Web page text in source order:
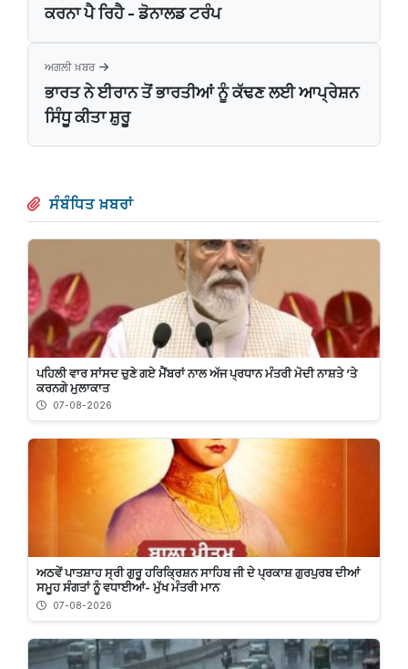
ਕਰਨਾ ਪੈ ਰਿਹੈ - ਡੋਨਾਲਡ ਟਰੰਪ
ਅਗਲੀ ਖ਼ਬਰ
ਭਾਰਤ ਨੇ ਈਰਾਨ ਤੋਂ ਭਾਰਤੀਆਂ ਨੂੰ ਕੱਢਣ ਲਈ ਆਪ੍ਰੇਸ਼ਨ
ਸਿੰਧੂ ਕੀਤਾ ਸ਼ੁਰੂ
ਸੰਬੰਧਿਤ ਖ਼ਬਰਾਂ
ਪਹਿਲੀ ਵਾਰ ਸਾਂਸਦ ਚੁਣੇ ਗਏ ਮੈਂਬਰਾਂ ਨਾਲ ਅੱਜ ਪ੍ਰਧਾਨ ਮੰਤਰੀ ਮੋਦੀ ਨਾਸ਼ਤੇ ’ਤੇ
ਕਰਨਗੇ ਮੁਲਾਕਾਤ
07-08-2026
ਅਠਵੇਂ ਪਾਤਸ਼ਾਹ ਸ੍ਰੀ ਗੁਰੂ ਹਰਿਕ੍ਰਿਸ਼ਨ ਸਾਹਿਬ ਜੀ ਦੇ ਪ੍ਰਕਾਸ਼ ਗੁਰਪੁਰਬ ਦੀਆਂ
ਸਮੂਹ ਸੰਗਤਾਂ ਨੂੰ ਵਧਾਈਆਂ- ਮੁੱਖ ਮੰਤਰੀ ਮਾਨ
07-08-2026